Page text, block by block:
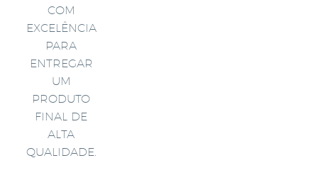
COM
EXCELÊNCIA
PARA
ENTREGAR
UM
PRODUTO
FINAL DE
ALTA
QUALIDADE.